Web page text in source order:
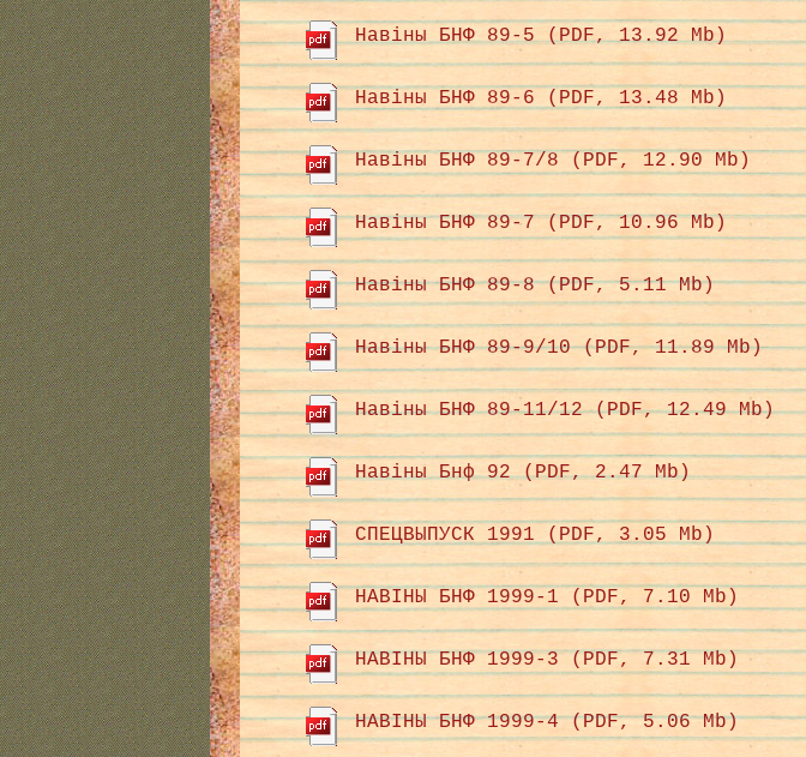
Навіны БНФ 89-5 (PDF, 13.92 Mb)
Навіны БНФ 89-6 (PDF, 13.48 Mb)
Навіны БНФ 89-7/8 (PDF, 12.90 Mb)
Навіны БНФ 89-7 (PDF, 10.96 Mb)
Навіны БНФ 89-8 (PDF, 5.11 Mb)
Навіны БНФ 89-9/10 (PDF, 11.89 Mb)
Навіны БНФ 89-11/12 (PDF, 12.49 Mb)
Навіны Бнф 92 (PDF, 2.47 Mb)
СПЕЦВЫПУСК 1991 (PDF, 3.05 Mb)
НАВІНЫ БНФ 1999-1 (PDF, 7.10 Mb)
НАВІНЫ БНФ 1999-3 (PDF, 7.31 Mb)
НАВІНЫ БНФ 1999-4 (PDF, 5.06 Mb)